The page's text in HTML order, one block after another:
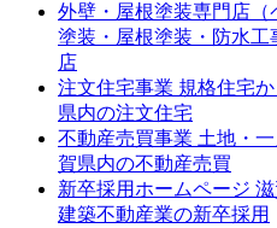
外壁・屋根塗装専門店（
塗装・屋根塗装・防水工
店
注文住宅事業 規格住宅
県内の注文住宅
不動産売買事業 土地・
賀県内の不動産売買
新卒採用ホームページ
建築不動産業の新卒採用